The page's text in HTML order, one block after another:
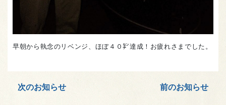
早朝から執念のリベンジ、ほぼ４０㌢達成！お疲れさまでした。
次のお知らせ 前のお知らせ